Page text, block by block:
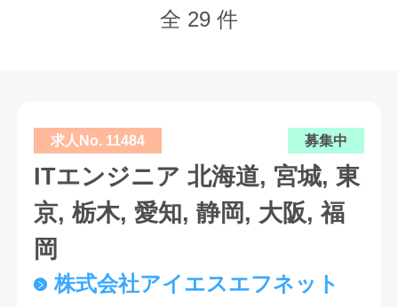
全 29 件
求人No. 11484 募集中
ITエンジニア 北海道, 宮城, 東
京, 栃木, 愛知, 静岡, 大阪, 福
岡
株式会社アイエスエフネット